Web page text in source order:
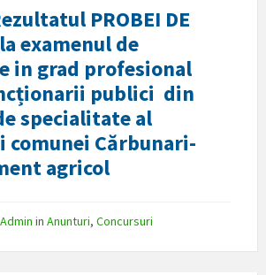
PROBEI DE
examenul de
in grad profesional
publici din
specialitate al
comunei Cărbunari-
agricol
Admin in Anunturi, Concursuri